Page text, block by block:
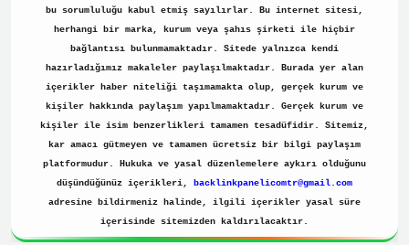
bu sorumluluğu kabul etmiş sayılırlar. Bu internet sitesi,
herhangi bir marka, kurum veya şahıs şirketi ile hiçbir
bağlantısı bulunmamaktadır. Sitede yalnızca kendi
hazırladığımız makaleler paylaşılmaktadır. Burada yer alan
içerikler haber niteliği taşımamakta olup, gerçek kurum ve
kişiler hakkında paylaşım yapılmamaktadır. Gerçek kurum ve
kişiler ile isim benzerlikleri tamamen tesadüfidir. Sitemiz,
kar amacı gütmeyen ve tamamen ücretsiz bir bilgi paylaşım
platformudur. Hukuka ve yasal düzenlemelere aykırı olduğunu
düşündüğünüz içerikleri,
backlinkpanelicomtr@gmail.com
adresine bildirmeniz halinde, ilgili içerikler yasal süre
içerisinde sitemizden kaldırılacaktır.